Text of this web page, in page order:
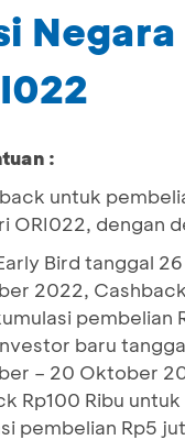
:
untuk
ORI022, dengan
Bird tanggal
2022,
pembelian
baru
– 20 Oktober
Rp100 Ribu
pembelian Rp5